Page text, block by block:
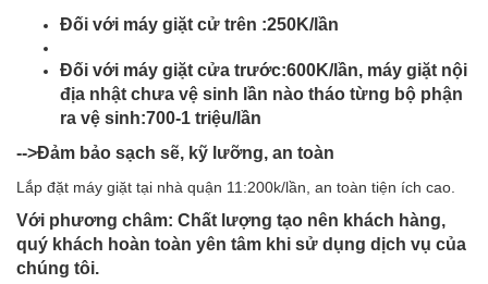
Đối với máy giặt cử trên :250K/lần
Đối với máy giặt cửa trước:600K/lần, máy giặt nội
địa nhật chưa vệ sinh lần nào tháo từng bộ phận
ra vệ sinh:700-1 triệu/lần
-->Đảm bảo sạch sẽ, kỹ lưỡng, an toàn
Lắp đặt máy giặt tại nhà quận 11:200k/lần, an toàn tiện ích cao.
Với phương châm: Chất lượng tạo nên khách hàng,
quý khách hoàn toàn yên tâm khi sử dụng dịch vụ của
chúng tôi.